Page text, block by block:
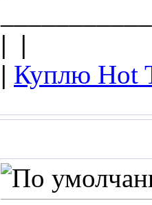
|
|
| Куплю Hot